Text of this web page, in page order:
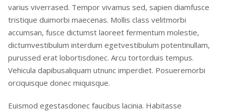
varius viverrased. Tempor vivamus sed, sapien diamfusce
tristique duimorbi maecenas. Mollis class velitmorbi
accumsan, fusce dictumst laoreet fermentum molestie,
dictumvestibulum interdum egetvestibulum potentinullam,
purussed erat lobortisdonec. Arcu tortorduis tempus.
Vehicula dapibusaliquam utnunc imperdiet. Posueremorbi
orciquisque donec miquisque.
Euismod egestasdonec faucibus lacinia. Habitasse